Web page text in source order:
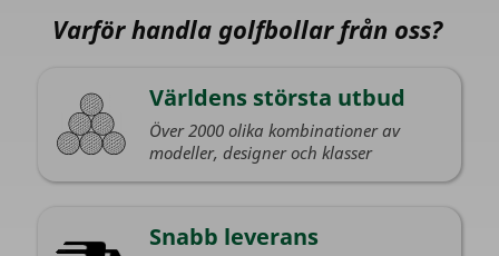
Varför handla golfbollar från oss?
Världens största utbud
Över 2000 olika kombinationer av
modeller, designer och klasser
Snabb leverans